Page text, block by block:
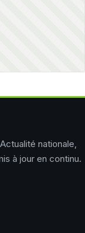
nationale,
à jour en continu.